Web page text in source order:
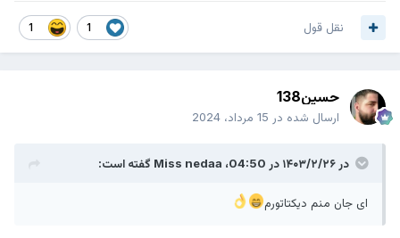
نقل قول
حسین138
ارسال شده در 15 مرداد، 2024
در ۱۴۰۳/۲/۲۶ در 04:50، Miss nedaaگفته است:
ای جان منم دیکتاتورم